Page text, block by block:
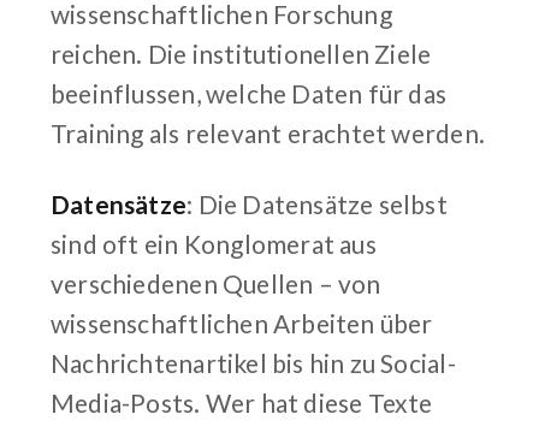
wissenschaftlichen Forschung
reichen. Die institutionellen Ziele
beeinflussen, welche Daten für das
Training als relevant erachtet werden.
Datensätze: Die Datensätze selbst
sind oft ein Konglomerat aus
verschiedenen Quellen – von
wissenschaftlichen Arbeiten über
Nachrichtenartikel bis hin zu Social-
Media-Posts. Wer hat diese Texte